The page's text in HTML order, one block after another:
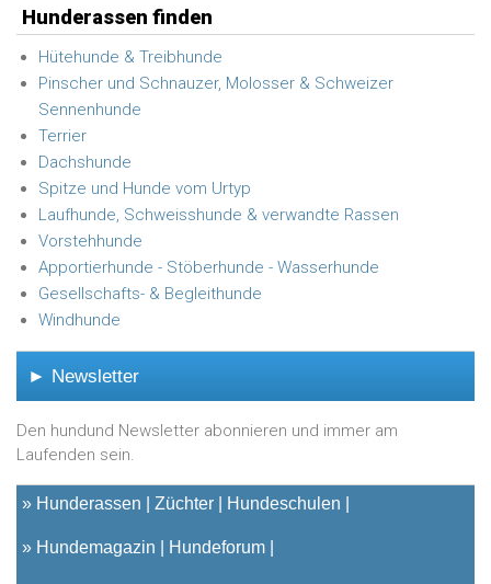
Hunderassen finden
Hütehunde & Treibhunde
Pinscher und Schnauzer, Molosser & Schweizer
Sennenhunde
Terrier
Dachshunde
Spitze und Hunde vom Urtyp
Laufhunde, Schweisshunde & verwandte Rassen
Vorstehhunde
Apportierhunde - Stöberhunde - Wasserhunde
Gesellschafts- & Begleithunde
Windhunde
► Newsletter
Den hundund Newsletter abonnieren und immer am
Laufenden sein.
» Hunderassen Züchter Hundeschulen
» Hundemagazin Hundeforum